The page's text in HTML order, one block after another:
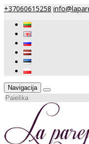
+37060615258
Navigacija